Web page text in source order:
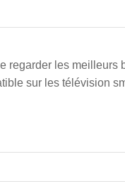
regarder les
sur les télévision